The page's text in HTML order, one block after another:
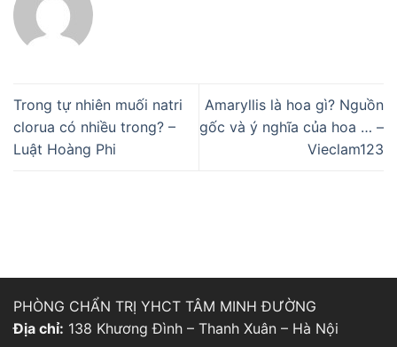
Trong tự nhiên muối natri
clorua có nhiều trong? –
Luật Hoàng Phi
Amaryllis là hoa gì? Nguồn
gốc và ý nghĩa của hoa … –
Vieclam123
PHÒNG CHẨN TRỊ YHCT TÂM MINH ĐƯỜNG
Địa chỉ: 138 Khương Đình – Thanh Xuân – Hà Nội